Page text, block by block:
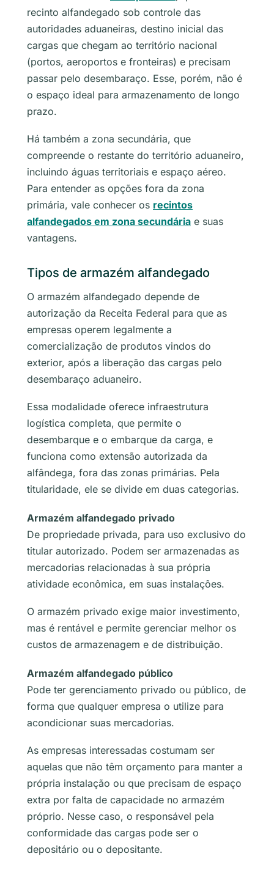
recinto alfandegado sob controle das
autoridades aduaneiras, destino inicial das
cargas que chegam ao território nacional
(portos, aeroportos e fronteiras) e precisam
passar pelo desembaraço. Esse, porém, não é
o espaço ideal para armazenamento de longo
prazo.
Há também a zona secundária, que
compreende o restante do território aduaneiro,
incluindo águas territoriais e espaço aéreo.
Para entender as opções fora da zona
primária, vale conhecer os recintos
alfandegados em zona secundária e suas
vantagens.
Tipos de armazém alfandegado
O armazém alfandegado depende de
autorização da Receita Federal para que as
empresas operem legalmente a
comercialização de produtos vindos do
exterior, após a liberação das cargas pelo
desembaraço aduaneiro.
Essa modalidade oferece infraestrutura
logística completa, que permite o
desembarque e o embarque da carga, e
funciona como extensão autorizada da
alfândega, fora das zonas primárias. Pela
titularidade, ele se divide em duas categorias.
Armazém alfandegado privado
De propriedade privada, para uso exclusivo do
titular autorizado. Podem ser armazenadas as
mercadorias relacionadas à sua própria
atividade econômica, em suas instalações.
O armazém privado exige maior investimento,
mas é rentável e permite gerenciar melhor os
custos de armazenagem e de distribuição.
Armazém alfandegado público
Pode ter gerenciamento privado ou público, de
forma que qualquer empresa o utilize para
acondicionar suas mercadorias.
As empresas interessadas costumam ser
aquelas que não têm orçamento para manter a
própria instalação ou que precisam de espaço
extra por falta de capacidade no armazém
próprio. Nesse caso, o responsável pela
conformidade das cargas pode ser o
depositário ou o depositante.